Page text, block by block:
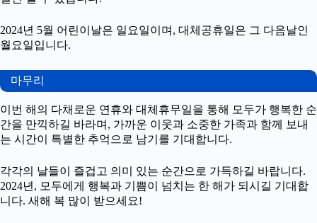
2024년 5월 어린이날은 일요일이며, 대체공휴일은 그 다음날인
월요일입니다.
마무리
이번 해의 다채로운 연휴와 대체휴무일을 통해 모두가 행복한 순
간을 만끽하길 바라며, 가까운 이웃과 소중한 가족과 함께 보내
는 시간이 특별한 추억으로 남기를 기대합니다.
각각의 날들이 즐겁고 의미 있는 순간으로 가득하길 바랍니다.
2024년, 모두에게 행복과 기쁨이 넘치는 한 해가 되시길 기대합
니다. 새해 복 많이 받으세요!